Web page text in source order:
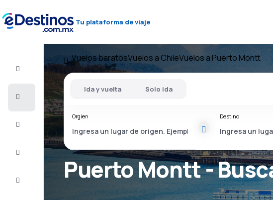
Tu plataforma de viaje
Vuelo+Hotel
baratos
Vuelos baratosVuelos a ChileVuelos a Puerto Montt
Puerto Montt -
Ida y vuelta Solo ida
Orgien Destino